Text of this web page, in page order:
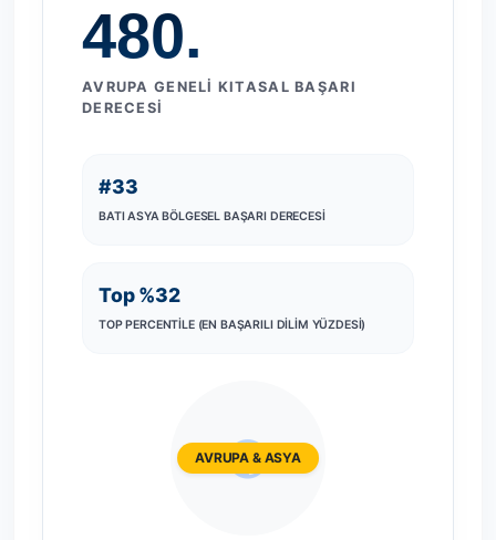
480.
AVRUPA GENELI KITASAL BAŞARI
DERECESI
#33
BATI ASYA BÖLGESEL BAŞARI DERECESI
Top %32
TOP PERCENTILE (EN BAŞARILI DILIM YÜZDESI)
AVRUPA & ASYA